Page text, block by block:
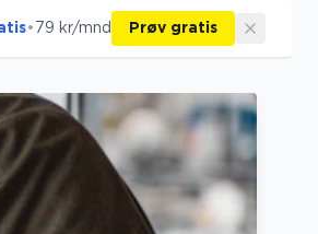
• 79 kr/mnd Prøv gratis